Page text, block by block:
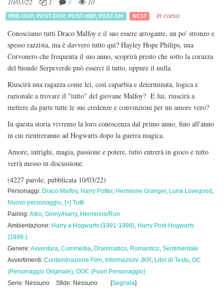
PRE-OOP,POST-OOP,POST-HBP,POST-DH NC17 in corso
Conosciamo tutti Draco Malfoy e il suo essere arrogante, un po' stronzo e
spesso razzista, ma è davvero tutto qui? Hayley Hope Philips, una
Corvonero che frequenta il suo anno, scoprirà presto che sotto la corazza
del biondo Serpeverde può esserci il tutto, oppure il nulla.
Riuscirà una ragazza come lei, così caparbia e determinata, logica e
razionale a trovare il "tutto" del giovane Malfoy? E lui, riuscirà a
mettere da parte tutte le sue credenze e convinzioni per un amore vero?
In questa storia vivremo la loro conoscenza dal primo anno, fino all'anno
in cui rientreranno ad Hogwarts dopo la guerra magica.
Amore, intrighi, magia, passione e potere, tutto entrerà in gioco e tutto
verrà messo in discussione.
(4227 parole, pubblicata 10/03/22)
Personaggi: Draco Malfoy, Harry Potter, Hermione Granger, Luna Lovegood ,
Nuovo personaggio, [+] Tutti
Pairing:Altro, Ginny/Harry, Hermione/Ron
Ambientazione: Harry a Hogwarts (1991-1998), Harry Post-Hogwarts
(1998-)
Genere:Avventura, Commedia, Drammatico, Romantico, Sentimentale
Avvertimenti: Contaminazione Film, Informazioni JKR, Libri di Testo, OC
(Personaggio Originale), OOC (Fuori Personaggio)
Serie: Nessuno
Sfide: Nessuno [Segnala]